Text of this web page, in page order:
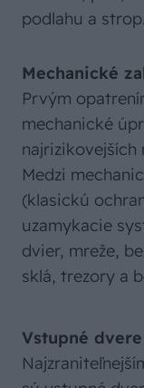
podlahu a strop.
Mechanické
Prvým
mechanické
najrizikovejších
Medzi
(klasickú
uzamykacie
dvier, mreže,
sklá, trezory a
Vstupné dvere